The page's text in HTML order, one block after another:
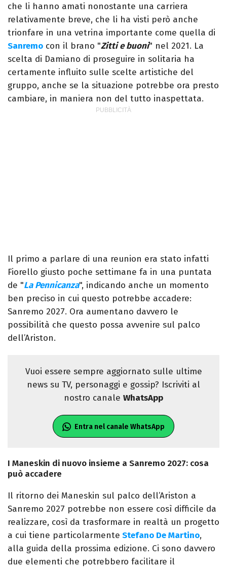
che li hanno amati nonostante una carriera
relativamente breve, che li ha visti però anche
trionfare in una vetrina importante come quella di
Sanremo con il brano "Zitti e buoni" nel 2021. La
scelta di Damiano di proseguire in solitaria ha
certamente influito sulle scelte artistiche del
gruppo, anche se la situazione potrebbe ora presto
cambiare, in maniera non del tutto inaspettata.
Il primo a parlare di una reunion era stato infatti
Fiorello giusto poche settimane fa in una puntata
de "La Pennicanza", indicando anche un momento
ben preciso in cui questo potrebbe accadere:
Sanremo 2027. Ora aumentano davvero le
possibilità che questo possa avvenire sul palco
dell’Ariston.
Vuoi essere sempre aggiornato sulle ultime
news su TV, personaggi e gossip? Iscriviti al
nostro canale WhatsApp
Entra nel canale WhatsApp
I Maneskin di nuovo insieme a Sanremo 2027: cosa
può accadere
Il ritorno dei Maneskin sul palco dell’Ariston a
Sanremo 2027 potrebbe non essere così difficile da
realizzare, così da trasformare in realtà un progetto
a cui tiene particolarmente Stefano De Martino,
alla guida della prossima edizione. Ci sono davvero
due elementi che potrebbero facilitare il